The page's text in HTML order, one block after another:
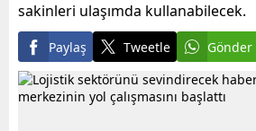
sakinleri ulaşımda kullanabilecek.
Paylaş Tweetle Gönder